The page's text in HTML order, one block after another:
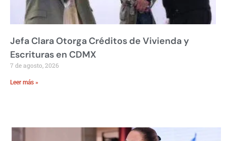
Jefa Clara Otorga Créditos de Vivienda y
Escrituras en CDMX
7 de agosto, 2026
Leer más »